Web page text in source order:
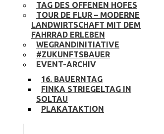
TAG DES OFFENEN HOFES
TOUR DE FLUR – MODERNE
LANDWIRTSCHAFT MIT DEM
FAHRRAD ERLEBEN
WEGRANDINITIATIVE
#ZUKUNFTSBAUER
EVENT-ARCHIV
16. BAUERNTAG
FINKA STRIEGELTAG IN
SOLTAU
PLAKATAKTION